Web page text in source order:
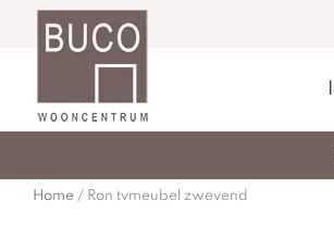
Home / Ron tvmeubel zwevend